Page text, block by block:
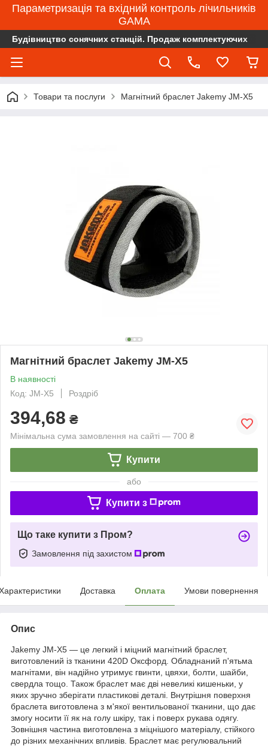
Параметризація та вхідний контроль лічильників
GAMA
Будівництво сонячних станцій. Продаж комплектуючих
Товари та послуги Магнітний браслет Jakemy JM-X5
Магнітний браслет Jakemy JM-X5
В наявності
Код: JM-X5
Роздріб
394,68 ₴
Мінімальна сума замовлення на сайті — 700 ₴
Купити
або
Купити з
Що таке купити з Пром?
Замовлення під захистом
Доставка Оплата Умови повернення
Опис
Jakemy JM-X5 — це легкий і міцний магнітний браслет,
виготовлений із тканини 420D Оксфорд. Обладнаний п'ятьма
магнітами, він надійно утримує гвинти, цвяхи, болти, шайби,
свердла тощо. Також браслет має дві невеликі кишеньки, у
яких зручно зберігати пластикові деталі. Внутрішня поверхня
браслета виготовлена з м'якої вентильованої тканини, що дає
змогу носити її як на голу шкіру, так і поверх рукава одягу.
Зовнішня частина виготовлена з міцнішого матеріалу, стійкого
до різних механічних впливів. Браслет має регулювальний